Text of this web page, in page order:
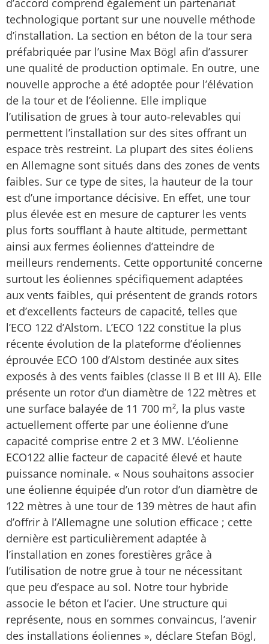
d’accord comprend également un partenariat
technologique portant sur une nouvelle méthode
d’installation. La section en béton de la tour sera
préfabriquée par l’usine Max Bögl afin d’assurer
une qualité de production optimale. En outre, une
nouvelle approche a été adoptée pour l’élévation
de la tour et de l’éolienne. Elle implique
l’utilisation de grues à tour auto-relevables qui
permettent l’installation sur des sites offrant un
espace très restreint. La plupart des sites éoliens
en Allemagne sont situés dans des zones de vents
faibles. Sur ce type de sites, la hauteur de la tour
est d’une importance décisive. En effet, une tour
plus élevée est en mesure de capturer les vents
plus forts soufflant à haute altitude, permettant
ainsi aux fermes éoliennes d’atteindre de
meilleurs rendements. Cette opportunité concerne
surtout les éoliennes spécifiquement adaptées
aux vents faibles, qui présentent de grands rotors
et d’excellents facteurs de capacité, telles que
l’ECO 122 d’Alstom. L’ECO 122 constitue la plus
récente évolution de la plateforme d’éoliennes
éprouvée ECO 100 d’Alstom destinée aux sites
exposés à des vents faibles (classe II B et III A). Elle
présente un rotor d’un diamètre de 122 mètres et
une surface balayée de 11 700 m², la plus vaste
actuellement offerte par une éolienne d’une
capacité comprise entre 2 et 3 MW. L’éolienne
ECO122 allie facteur de capacité élevé et haute
puissance nominale. « Nous souhaitons associer
une éolienne équipée d’un rotor d’un diamètre de
122 mètres à une tour de 139 mètres de haut afin
d’offrir à l’Allemagne une solution efficace ; cette
dernière est particulièrement adaptée à
l’installation en zones forestières grâce à
l’utilisation de notre grue à tour ne nécessitant
que peu d’espace au sol. Notre tour hybride
associe le béton et l’acier. Une structure qui
représente, nous en sommes convaincus, l’avenir
des installations éoliennes », déclare Stefan Bögl,